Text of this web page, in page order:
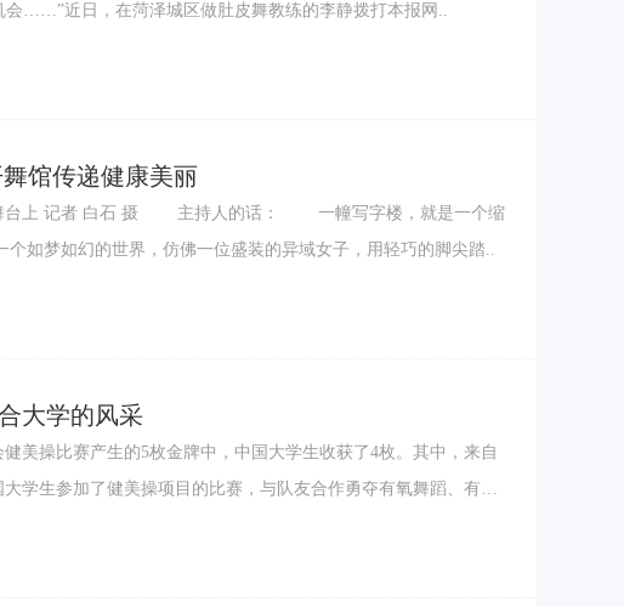
会……”近日，在菏泽城区做肚皮舞教练的李静拨打本报网..
馆传递健康美丽
舞台上 记者 白石 摄 主持人的话： 一幢写字楼，就是一个缩
如梦如幻的世界，仿佛一位盛装的异域女子，用轻巧的脚尖踏..
大学的风采
美操比赛产生的5枚金牌中，中国大学生收获了4枚。其中，来自
学生参加了健美操项目的比赛，与队友合作勇夺有氧舞蹈、有氧